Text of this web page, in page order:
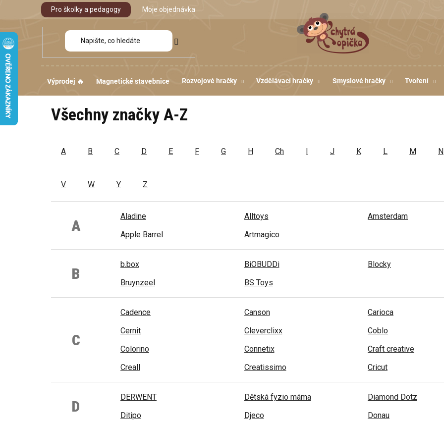
Pro školky a pedagogy Moje objednávka
Výprodej 🔥 Magnetické stavebnice Rozvojové hračky Vzdělávací hračky Smyslové hračky Tvoření
Všechny značky A-Z
A B C D E F G H Ch J K L M N
V W Y Z
A
Aladine Alltoys Amsterdam
Apple Barrel
Artmagico
B
b.box BiOBUDDi Blocky
Bruynzeel
BS Toys
C
Cadence Canson Carioca
Cernit
Cleverclixx Coblo
Colorino
Connetix Craft creative
Creall
Creatissimo Cricut
D
DERWENT Dětská fyzio máma Diamond Dotz
Ditipo
Djeco Donau